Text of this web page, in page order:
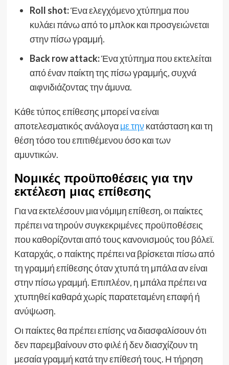
Roll shot:Ένα ελεγχόμενο χτύπημα που
κυλάει πάνω από το μπλοκ και προσγειώνεται
στην πίσω γραμμή.
Back row attack:Ένα χτύπημα που εκτελείται
από έναν παίκτη της πίσω γραμμής, συχνά
αιφνιδιάζοντας την άμυνα.
Κάθε τύπος επίθεσης μπορεί να είναι
αποτελεσματικός ανάλογαμε τηνκατάσταση και τη
θέση τόσο του επιτιθέμενου όσο και των
αμυντικών.
Νομικές προϋποθέσεις για την
εκτέλεση μιας επίθεσης
Για να εκτελέσουν μια νόμιμη επίθεση, οι παίκτες
πρέπει να τηρούν συγκεκριμένες προϋποθέσεις
που καθορίζονται από τους κανονισμούς του βόλεϊ.
Καταρχάς, ο παίκτης πρέπει να βρίσκεται πίσω από
τη γραμμή επίθεσης όταν χτυπά τη μπάλα αν είναι
στην πίσω γραμμή. Επιπλέον, η μπάλα πρέπει να
χτυπηθεί καθαρά χωρίς παρατεταμένη επαφή ή
ανύψωση.
Οι παίκτες θα πρέπει επίσης να διασφαλίσουν ότι
δεν παρεμβαίνουν στο φιλέ ή δεν διασχίζουν τη
μεσαία γραμμή κατά την επίθεσή τους. Η τήρηση